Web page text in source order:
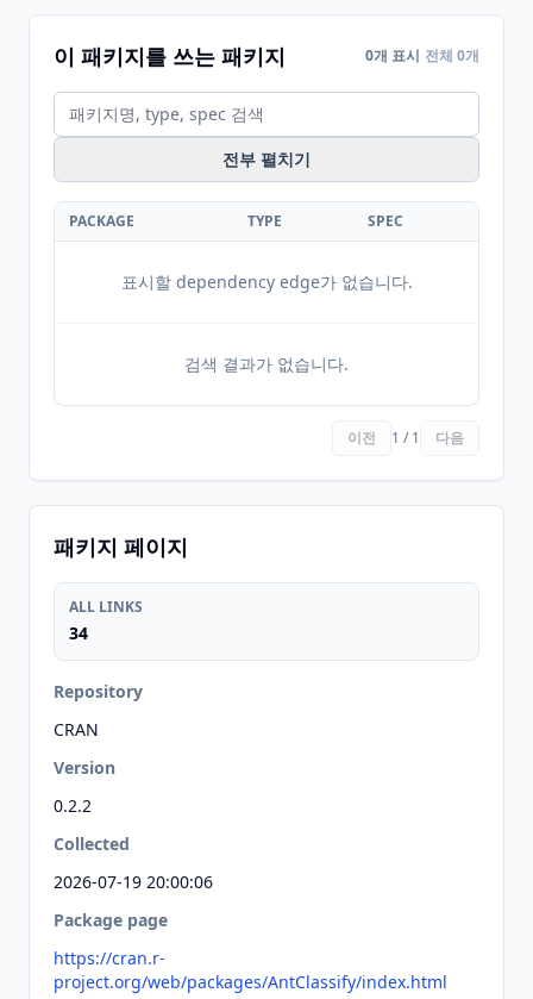
이 패키지를 쓰는 패키지 0개 표시 전체 0개
전부 펼치기
PACKAGE TYPE SPEC
표시할 dependency edge가 없습니다.
검색 결과가 없습니다.
이전 1 / 1 다음
패키지 페이지
ALL LINKS
34
Repository
CRAN
Version
0.2.2
Collected
2026-07-19 20:00:06
Package page
https://cran.r-
project.org/web/packages/AntClassify/index.html